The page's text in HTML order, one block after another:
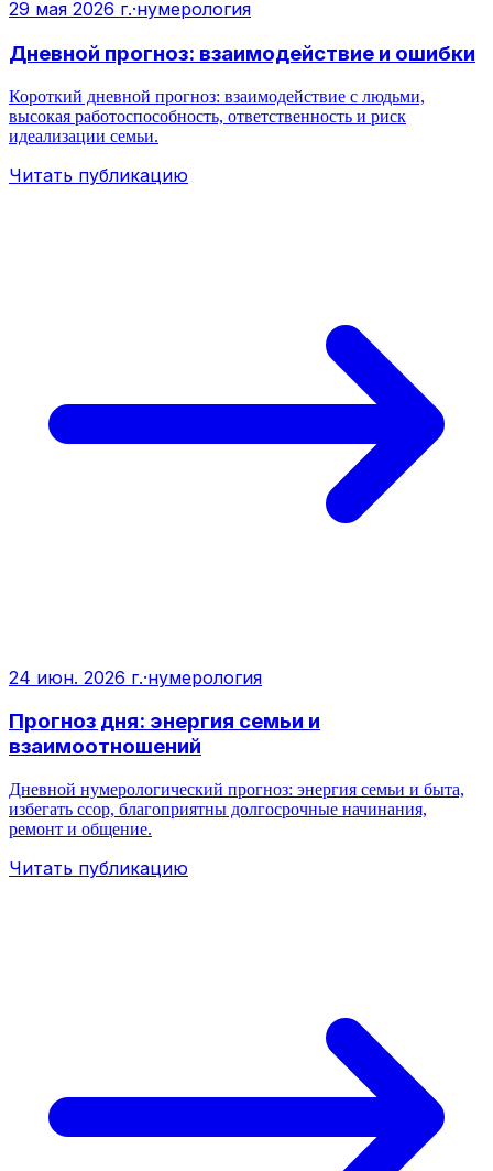
29 мая 2026 г.·нумерология
Дневной прогноз: взаимодействие и ошибки
Короткий дневной прогноз: взаимодействие с людьми,
высокая работоспособность, ответственность и риск
идеализации семьи.
Читать публикацию
24 июн. 2026 г.·нумерология
Прогноз дня: энергия семьи и
взаимоотношений
Дневной нумерологический прогноз: энергия семьи и быта,
избегать ссор, благоприятны долгосрочные начинания,
ремонт и общение.
Читать публикацию